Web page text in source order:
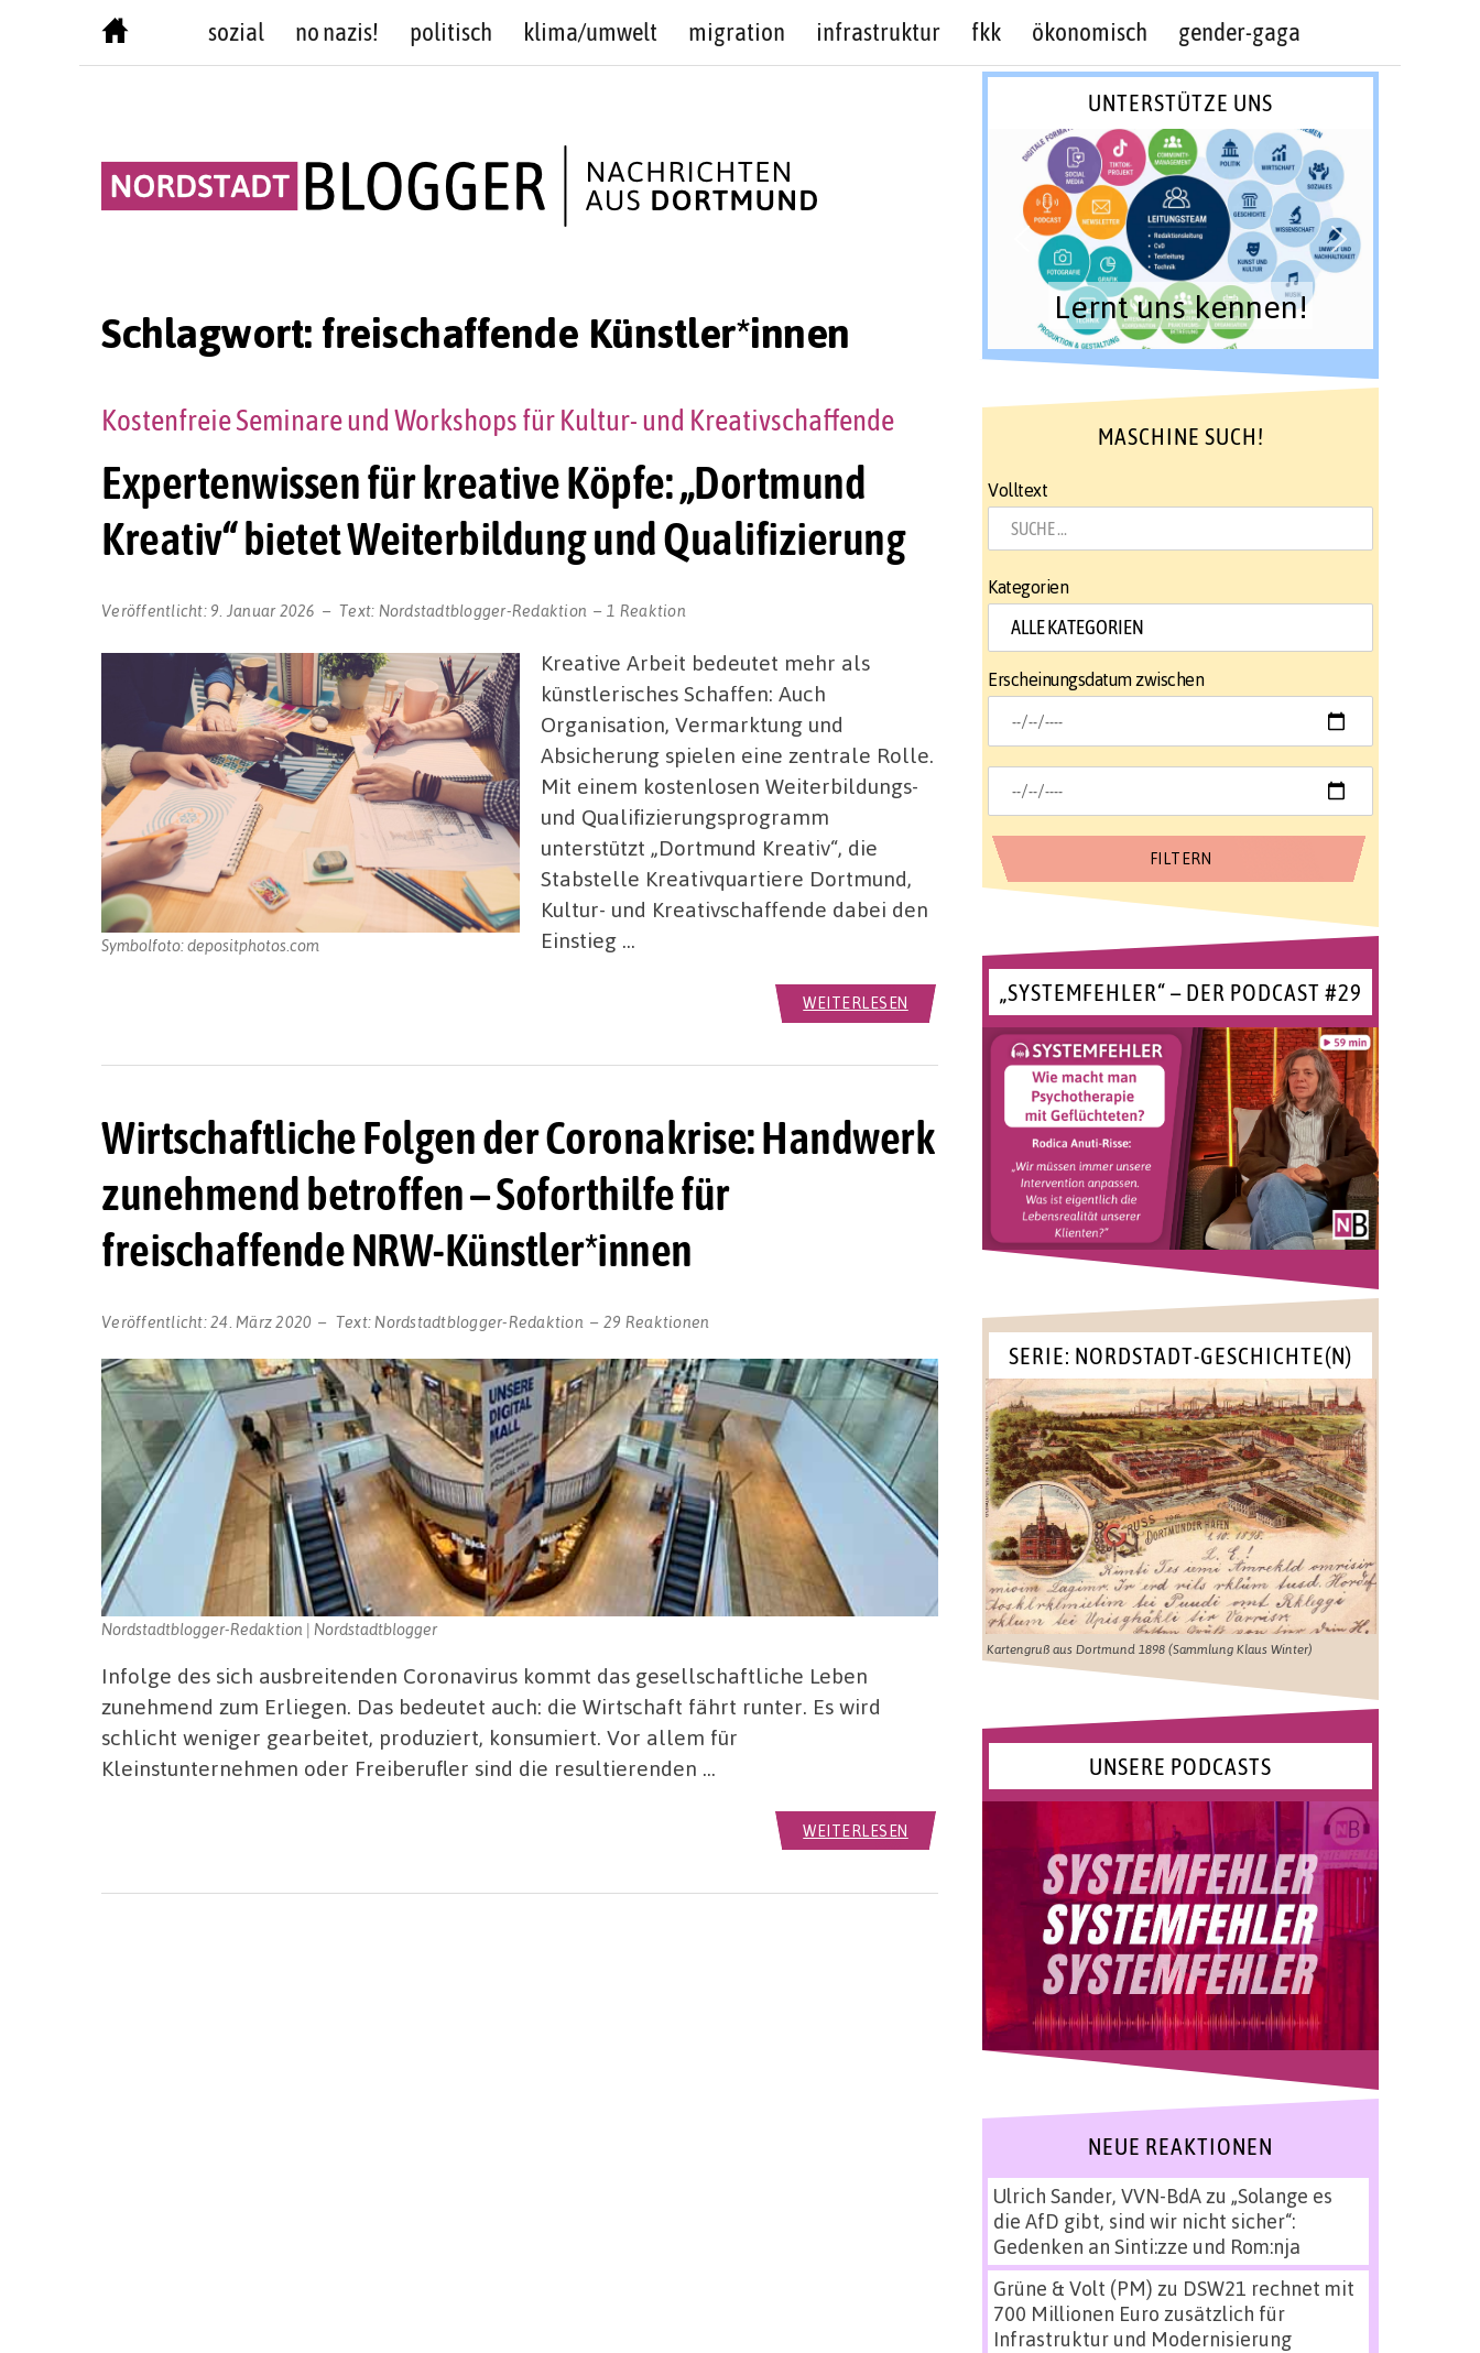
sozial no nazis! politisch klima/umwelt migration infrastruktur fkk ökonomisch gender-gaga
Schlagwort: freischaffende Künstler*innen
Expertenwissen für kreative Köpfe: „Dortmund
Kreativ“ bietet Weiterbildung und Qualifizierung
Kostenfreie Seminare und Workshops für Kultur- und Kreativschaffende
Veröffentlicht: 9. Januar 2026 Text: Nordstadtblogger-Redaktion 1 Reaktion
Symbolfoto: depositphotos.com
Kreative Arbeit bedeutet mehr als
künstlerisches Schaffen: Auch
Organisation, Vermarktung und
Absicherung spielen eine zentrale Rolle.
Mit einem kostenlosen Weiterbildungs-
und Qualifizierungsprogramm
unterstützt „Dortmund Kreativ“, die
Stabstelle Kreativquartiere Dortmund,
Kultur- und Kreativschaffende dabei den
Einstieg …
WEITERLESEN
Wirtschaftliche Folgen der Coronakrise: Handwerk
zunehmend betroffen – Soforthilfe für
freischaffende NRW-Künstler*innen
Veröffentlicht:24. März 2020 Text: Nordstadtblogger-Redaktion 29 Reaktionen
Nordstadtblogger-Redaktion | Nordstadtblogger
Infolge des sich ausbreitenden Coronavirus kommt das gesellschaftliche Leben
zunehmend zum Erliegen. Das bedeutet auch: die Wirtschaft fährt runter. Es wird
schlicht weniger gearbeitet, produziert, konsumiert. Vor allem für
Kleinstunternehmen oder Freiberufler sind die resultierenden …
WEITERLESEN
UNTERSTÜTZE UNS
Lernt uns kennen!
MASCHINE SUCH!
Volltext
Kategorien
Erscheinungsdatum zwischen
„SYSTEMFEHLER“ – DER PODCAST #29
SERIE: NORDSTADT-GESCHICHTE(N)
Kartengruß aus Dortmund 1898 (Sammlung Klaus Winter)
UNSERE PODCASTS
NEUE REAKTIONEN
Ulrich Sander, VVN-BdAzu „Solange es
die AfD gibt, sind wir nicht sicher“:
Gedenken an Sinti:zze und Rom:nja
Grüne & Volt (PM) zu DSW21 rechnet mit
700 Millionen Euro zusätzlich für
Infrastruktur und Modernisierung